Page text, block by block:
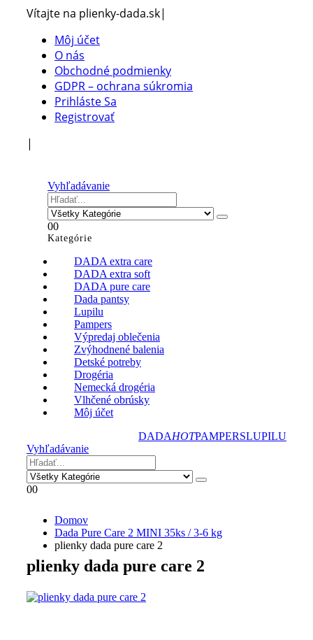
Vítajte na plienky-dada.sk|
Môj účet
O nás
Obchodné podmienky
GDPR – ochrana súkromia
Prihláste Sa
Registrovať
|
Vyhľadávanie
00
Kategórie
DADA extra care
DADA extra soft
DADA pure care
Dada pantsy
Lupilu
Pampers
Výpredaj oblečenia
Zvýhodnené balenia
Detské potreby
Drogéria
Nemecká drogéria
Vlhčené obrúsky
Môj účet
DADAHOTPAMPERSLUPILU
Vyhľadávanie
00
Domov
Dada Pure Care 2 MINI 35ks / 3‑6 kg
plienky dada pure care 2
plienky dada pure care 2